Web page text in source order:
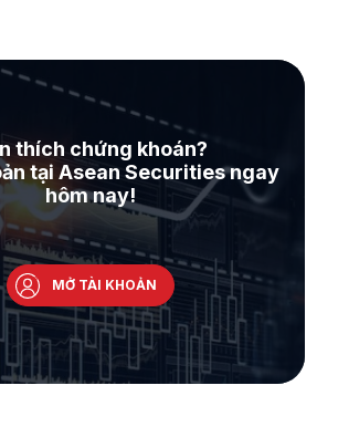
thích chứng khoán?
tại Asean Securities ngay
hôm nay!
MỞ TÀI KHOẢN